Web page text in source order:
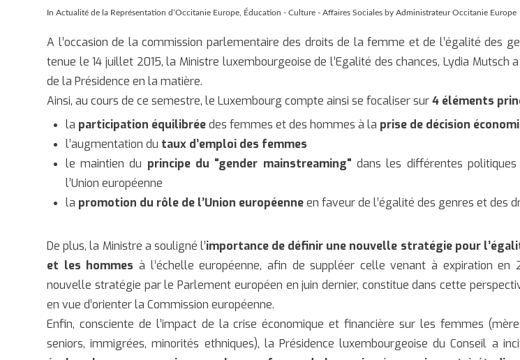
InActualité de la Représentation d’Occitanie Europe Éducation - Culture - Affaires Sociales by Administrateur Occitanie Europe
A l’occasion de la commission parlementaire des droits de la femme et de l’égalité des
tenue le 14 juillet 2015, la Ministre luxembourgeoise de l’Egalité des chances, Lydia Mutsch
de la Présidence en la matière.
Ainsi, au cours de ce semestre, le Luxembourg compte ainsi se focaliser sur4 éléments
la participation équilibréedes femmes et des hommes à la prise de décision
l’augmentation du taux d’emploi des femmes
le maintien du principe du "gender mainstreaming" dans les différentes
l’Union européenne
la promotion du rôle de l’Union européenneen faveur de l’égalité des genres et des
De plus, la Ministre a souligné l’importance de définir une nouvelle stratégie pour
et les hommesà l’échelle européenne, afin de suppléer celle venant à expiration en
nouvelle stratégie par le Parlement européen en juin dernier, constitue dans cette
en vue d’orienter la Commission européenne.
Enfin, consciente de l’impact de la crise économique et financière sur les femmes
seniors, immigrées, minorités ethniques), la Présidence luxembourgeoise du Conseil a